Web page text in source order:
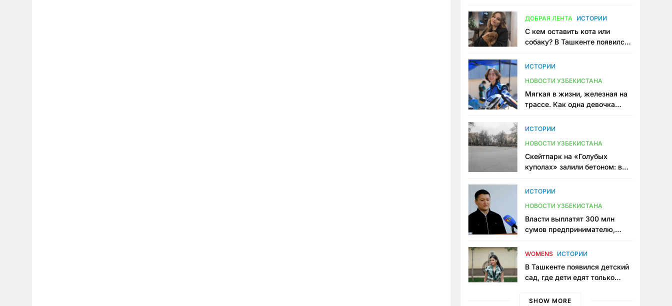
конфликта
ДОБРАЯ ЛЕНТА ИСТОРИИ
С кем оставить кота или
собаку? В Ташкенте появился
ИСТОРИИ
НОВОСТИ УЗБЕКИСТАНА
Мягкая в жизни, железная на
трассе. Как одна девочка
Узбекистане
ИСТОРИИ
НОВОСТИ УЗБЕКИСТАНА
Скейтпарк на «Голубых
куполах» залили бетоном: в
одно общественное
ИСТОРИИ
НОВОСТИ УЗБЕКИСТАНА
Власти выплатят 300 млн
сумов предпринимателю,
тюрьме по незаконному
WOMENS ИСТОРИИ
В Ташкенте появился детский
сад, где дети едят только
мама, которая устала просить
SHOW MORE